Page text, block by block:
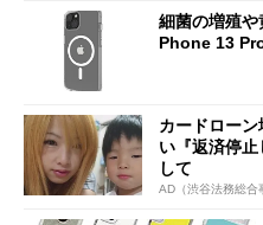
細菌の増殖
Phone 13
カードロー
い『返済停
して
AD（渋谷法務総合